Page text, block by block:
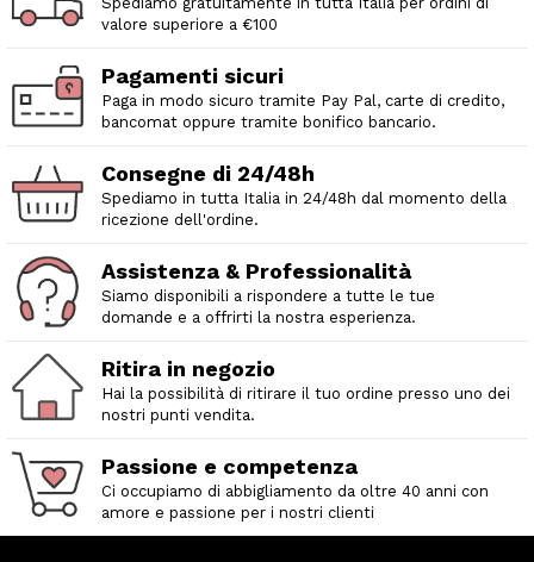
valore superiore a €100
Pagamenti sicuri
Paga in modo sicuro tramite Pay Pal, carte di credito,
bancomat oppure tramite bonifico bancario.
Consegne di 24/48h
Spediamo in tutta Italia in 24/48h dal momento della
ricezione dell'ordine.
Assistenza & Professionalità
Siamo disponibili a rispondere a tutte le tue
domande e a offrirti la nostra esperienza.
Ritira in negozio
Hai la possibilità di ritirare il tuo ordine presso uno dei
nostri punti vendita.
Passione e competenza
Ci occupiamo di abbigliamento da oltre 40 anni con
amore e passione per i nostri clienti